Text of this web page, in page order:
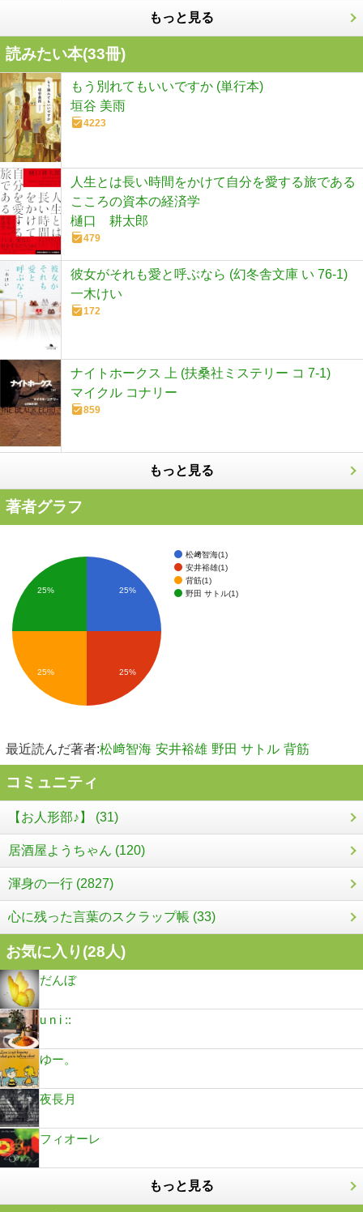
もっと見る
読みたい本(33冊)
もう別れてもいいですか (単行本)
垣谷 美雨
4223
人生とは長い時間をかけて自分を愛する旅である
こころの資本の経済学
樋口 耕太郎
479
彼女がそれも愛と呼ぶなら (幻冬舎文庫 い 76-1)
一木けい
172
ナイトホークス 上 (扶桑社ミステリー コ 7-1)
マイクル コナリー
859
もっと見る
著者グラフ
松﨑智海(1)
安井裕雄(1)
背筋(1)
野田 サトル(1)
25%
25%
25% 25%
最近読んだ著者:松﨑智海 安井裕雄 野田 サトル 背筋
コミュニティ
【お人形部♪】 (31)
居酒屋ようちゃん (120)
渾身の一行 (2827)
心に残った言葉のスクラップ帳 (33)
お気に入り(28人)
だんぼ
u n i ::
ゆー。
夜長月
フィオーレ
もっと見る